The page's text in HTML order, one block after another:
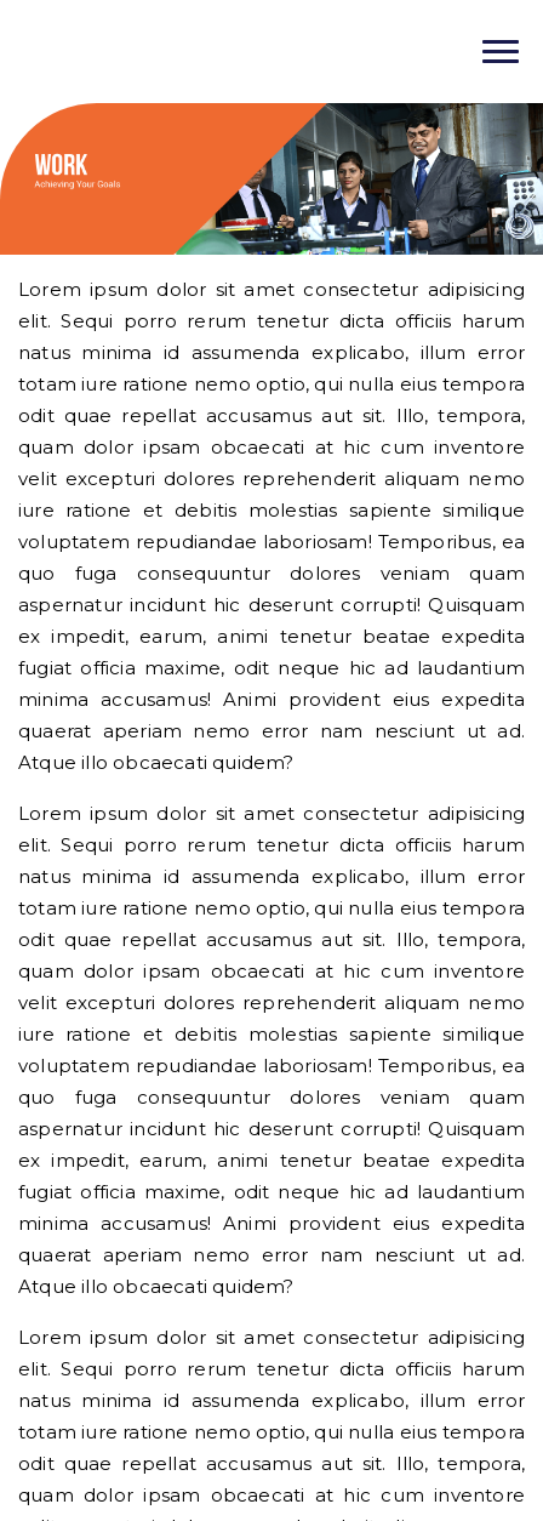
Lorem ipsum dolor sit amet consectetur adipisicing
elit. Sequi porro rerum tenetur dicta officiis harum
natus minima id assumenda explicabo, illum error
totam iure ratione nemo optio, qui nulla eius tempora
odit quae repellat accusamus aut sit. Illo, tempora,
quam dolor ipsam obcaecati at hic cum inventore
velit excepturi dolores reprehenderit aliquam nemo
iure ratione et debitis molestias sapiente similique
voluptatem repudiandae laboriosam! Temporibus, ea
quo fuga consequuntur dolores veniam quam
aspernatur incidunt hic deserunt corrupti! Quisquam
ex impedit, earum, animi tenetur beatae expedita
fugiat officia maxime, odit neque hic ad laudantium
minima accusamus! Animi provident eius expedita
quaerat aperiam nemo error nam nesciunt ut ad.
Atque illo obcaecati quidem?
Lorem ipsum dolor sit amet consectetur adipisicing
elit. Sequi porro rerum tenetur dicta officiis harum
natus minima id assumenda explicabo, illum error
totam iure ratione nemo optio, qui nulla eius tempora
odit quae repellat accusamus aut sit. Illo, tempora,
quam dolor ipsam obcaecati at hic cum inventore
velit excepturi dolores reprehenderit aliquam nemo
iure ratione et debitis molestias sapiente similique
voluptatem repudiandae laboriosam! Temporibus, ea
quo fuga consequuntur dolores veniam quam
aspernatur incidunt hic deserunt corrupti! Quisquam
ex impedit, earum, animi tenetur beatae expedita
fugiat officia maxime, odit neque hic ad laudantium
minima accusamus! Animi provident eius expedita
quaerat aperiam nemo error nam nesciunt ut ad.
Atque illo obcaecati quidem?
Lorem ipsum dolor sit amet consectetur adipisicing
elit. Sequi porro rerum tenetur dicta officiis harum
natus minima id assumenda explicabo, illum error
totam iure ratione nemo optio, qui nulla eius tempora
odit quae repellat accusamus aut sit. Illo, tempora,
quam dolor ipsam obcaecati at hic cum inventore